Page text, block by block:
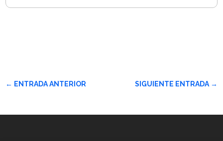
← ENTRADA ANTERIOR SIGUIENTE ENTRADA→